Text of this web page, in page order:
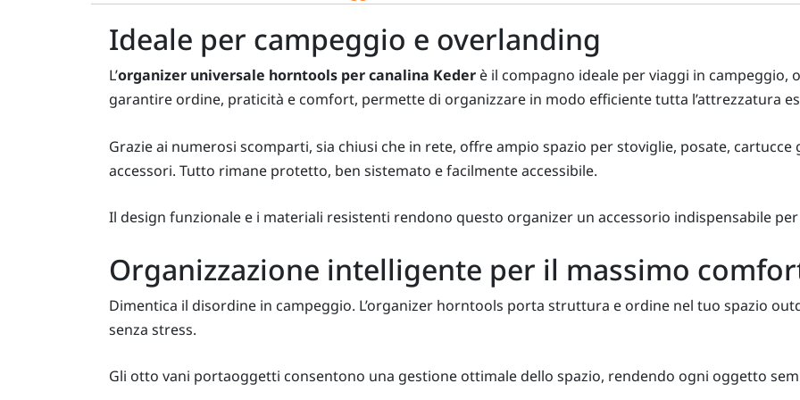
Ideale per campeggio e overlanding
L’organizer universale horntools per canalina Keder è il compagno ideale per viaggi in
garantire ordine, praticità e comfort, permette di organizzare in modo efficiente tutta l’attrezzatura
Grazie ai numerosi scomparti, sia chiusi che in rete, offre ampio spazio per stoviglie, posate, cartucce
accessori. Tutto rimane protetto, ben sistemato e facilmente accessibile.
Il design funzionale e i materiali resistenti rendono questo organizer un accessorio indispensabile
Organizzazione intelligente per il massimo
Dimentica il disordine in campeggio. L’organizer horntools porta struttura e ordine nel tuo spazio
senza stress.
Gli otto vani portaoggetti consentono una gestione ottimale dello spazio, rendendo ogni oggetto